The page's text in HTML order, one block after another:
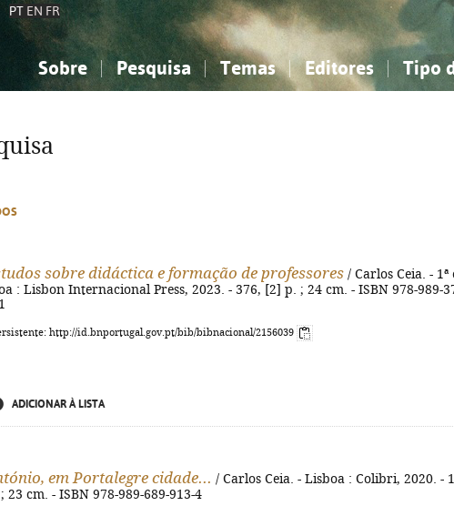
PT EN FR
Sobre Pesquisa Temas
Ciências sociais...
Editores Tipo
Ciências sociais...
sobre didáctica e formação de professores / Carlos Ceia. - 1ª
: Lisbon Internacional Press, 2023. - 376, [2] p. ; 24 cm. - ISBN 978-989-
http://id.bnportugal.gov.pt/bib/bibnacional/2156039
ADICIONAR À LISTA
em Portalegre cidade... / Carlos Ceia. - Lisboa : Colibri, 2020. -
23 cm. - ISBN 978-989-689-913-4